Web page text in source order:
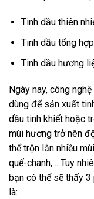
Tinh dầu thiên
Tinh dầu tổng
Tinh dầu hương
Ngày nay, công
dùng để sản xuất
dầu tinh khiết hoặc
mùi hương trở nên
thể trộn lẫn nhiều
quế-chanh,… Tuy
bạn có thể sẽ thấy
là: